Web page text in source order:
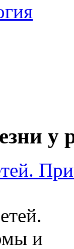
у